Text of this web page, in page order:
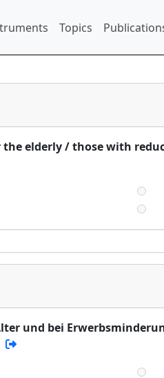
Topics
elderly / those with
und bei